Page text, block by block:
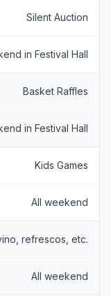
Silent Auction
in Festival Hall
Basket Raffles
in Festival Hall
Kids Games
All weekend
refrescos, etc.
All weekend